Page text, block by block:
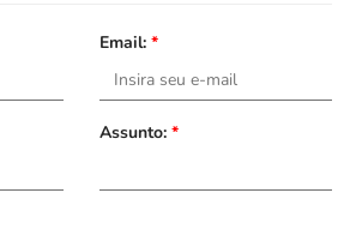
Email: *
Assunto: *